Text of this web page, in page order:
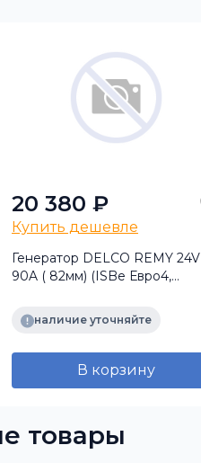
20 380 ₽
Купить дешевле
Генератор DELCO REMY 24V
90A ( 82мм) (ISBe Евро4,
наличие уточняйте
В корзину
товары